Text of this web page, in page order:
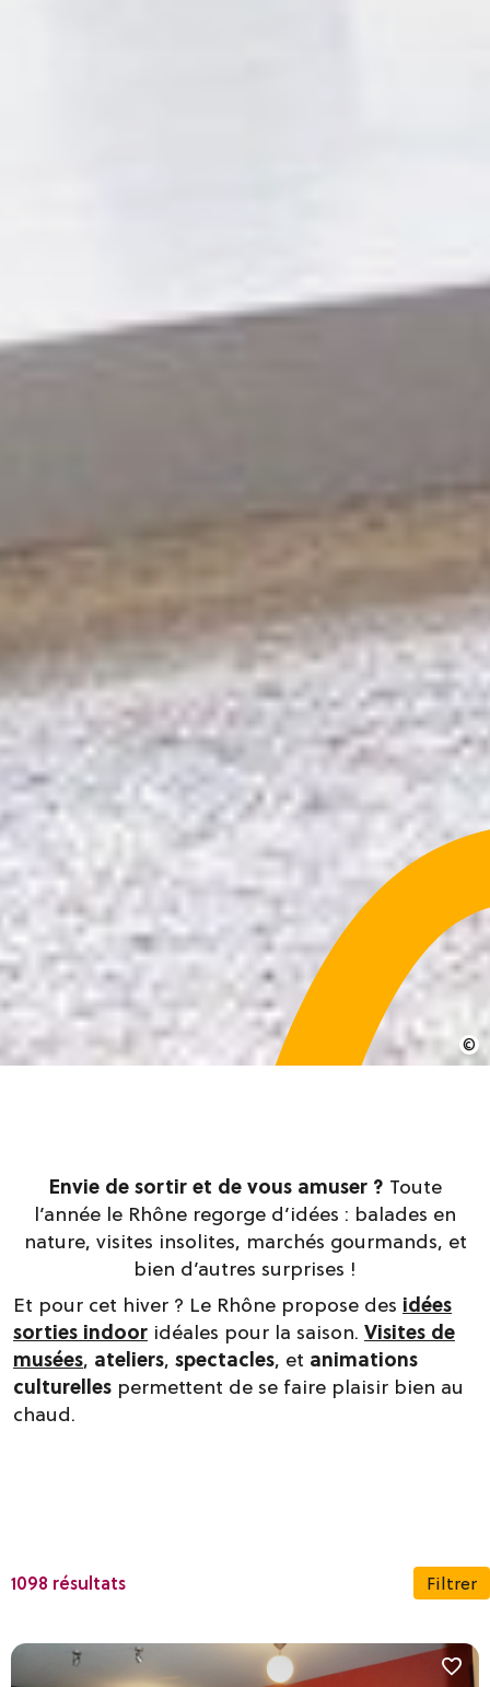
Envie de sortir et de vous amuser ? Toute
l’année le Rhône regorge d’idées : balades en
nature, visites insolites, marchés gourmands, et
bien d’autres surprises !
Et pour cet hiver ? Le Rhône propose des idées
sorties indoor idéales pour la saison. Visites de
musées, ateliers, spectacles, et animations
culturelles permettent de se faire plaisir bien au
chaud.
1098 résultats Filtrer